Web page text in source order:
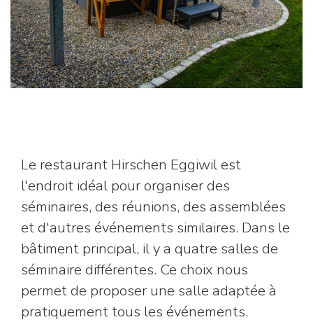
Le restaurant Hirschen Eggiwil est
l'endroit idéal pour organiser des
séminaires, des réunions, des assemblées
et d'autres événements similaires. Dans le
bâtiment principal, il y a quatre salles de
séminaire différentes. Ce choix nous
permet de proposer une salle adaptée à
pratiquement tous les événements.